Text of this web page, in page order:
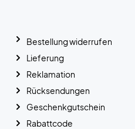
Bestellung widerrufen
Lieferung
Reklamation
Rücksendungen
Geschenkgutschein
Rabattcode